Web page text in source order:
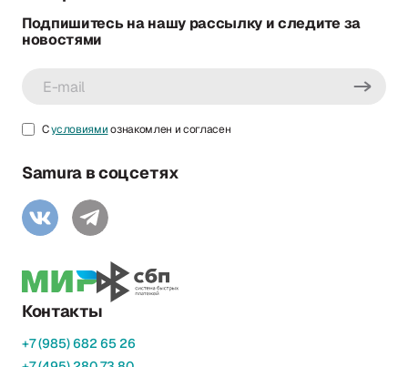
Подпишитесь на нашу рассылку и следите за
новостями
Сусловиямиознакомлен и согласен
Samura в соцсетях
Контакты
+7 (985) 682 65 26